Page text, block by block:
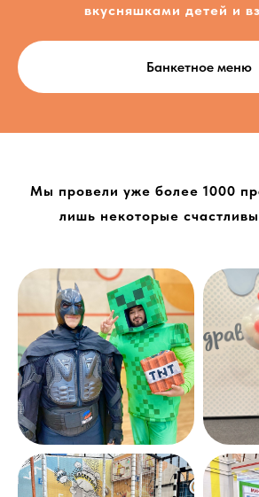
вкусняшками детей и
Банкетное меню
Мы провели уже более 1000
лишь некоторые